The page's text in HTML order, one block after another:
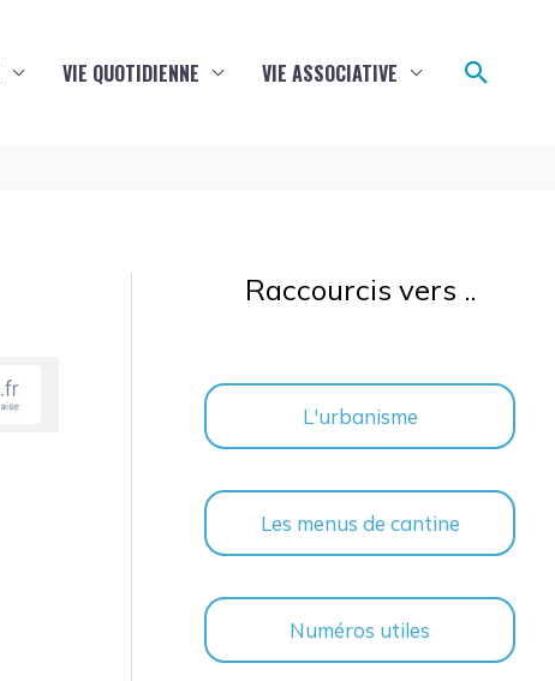
VIE QUOTIDIENNE VIE ASSOCIATIVE
Raccourcis vers ..
L'urbanisme
Les menus de cantine
Numéros utiles